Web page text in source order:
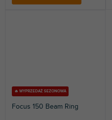
🔥 WYPRZEDAŻ SEZONOWA
Focus 150 Beam Ring